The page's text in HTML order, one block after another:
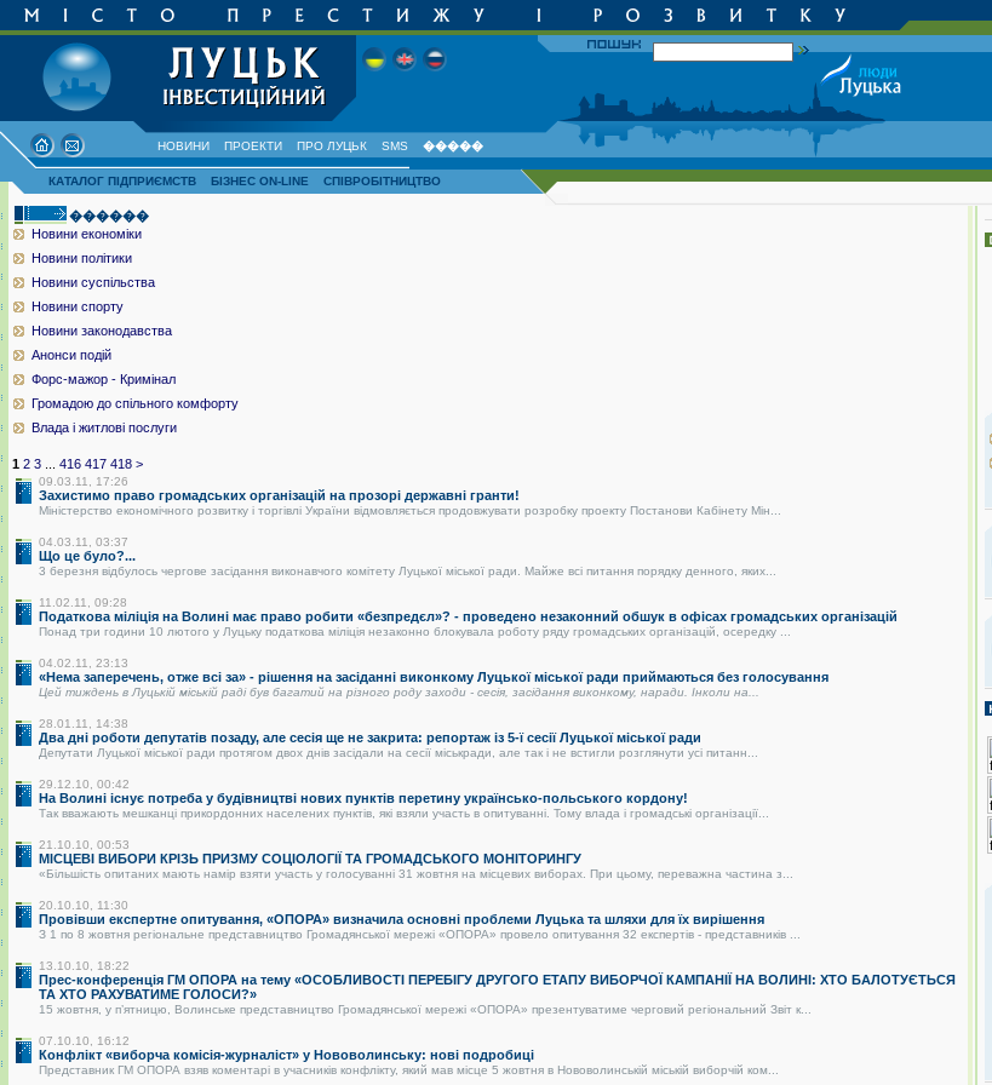
НОВИНИ ПРОЕКТИ ПРО ЛУЦЬК SMS �����
КАТАЛОГ ПІДПРИЄМСТВ БІЗНЕС ON-LINE СПІВРОБІТНИЦТВО
������
Новини економіки
Новини політики
Новини суспільства
Новини спорту
Новини законодавства
Анонси подій
Форс-мажор - Кримінал
Громадою до спільного комфорту
Влада і житлові послуги
1 2 3 416 417 418 >
09.03.11, 17:26
Захистимо право громадських організацій на прозорі державні гранти!
Міністерство економічного розвитку і торгівлі України відмовляється продовжувати розробку проекту Постанови Кабінету Мін...
04.03.11, 03:37
Що це було?...
3 березня відбулось чергове засідання виконавчого комітету Луцької міської ради. Майже всі питання порядку денного, яких...
11.02.11, 09:28
Податкова міліція на Волині має право робити «безпредєл»? - проведено незаконний обшук в офісах громадських організацій
Понад три години 10 лютого у Луцьку податкова міліція незаконно блокувала роботу ряду громадських організацій, осередку ...
04.02.11, 23:13
«Нема заперечень, отже всі за» - рішення на засіданні виконкому Луцької міської ради приймаються без голосування
Цей тиждень в Луцькій міській раді був багатий на різного роду заходи - сесія, засідання виконкому, наради. Інколи на...
28.01.11, 14:38
Два дні роботи депутатів позаду, але сесія ще не закрита: репортаж із 5-ї сесії Луцької міської ради
Депутати Луцької міської ради протягом двох днів засідали на сесії міськради, але так і не встигли розглянути усі питанн...
29.12.10, 00:42
На Волині існує потреба у будівництві нових пунктів перетину українсько-польського кордону!
Так вважають мешканці прикордонних населених пунктів, які взяли участь в опитуванні. Тому влада і громадські організації...
21.10.10, 00:53
МІСЦЕВІ ВИБОРИ КРІЗЬ ПРИЗМУ СОЦІОЛОГІЇ ТА ГРОМАДСЬКОГО МОНІТОРИНГУ
«Більшість опитаних мають намір взяти участь у голосуванні 31 жовтня на місцевих виборах. При цьому, переважна частина з...
20.10.10, 11:30
Провівши експертне опитування, «ОПОРА» визначила основні проблеми Луцька та шляхи для їх вирішення
З 1 по 8 жовтня регіональне представництво Громадянської мережі «ОПОРА» провело опитування 32 експертів - представників ...
13.10.10, 18:22
Прес-конференція ГМ ОПОРА на тему «ОСОБЛИВОСТІ ПЕРЕБІГУ ДРУГОГО ЕТАПУ ВИБОРЧОЇ КАМПАНІЇ НА ВОЛИНІ: ХТО БАЛОТУЄТЬСЯ
ТА ХТО РАХУВАТИМЕ ГОЛОСИ?»
15 жовтня, у п’ятницю, Волинське представництво Громадянської мережі «ОПОРА» презентуватиме черговий регіональний Звіт к...
07.10.10, 16:12
Конфлікт «виборча комісія-журналіст» у Нововолинську: нові подробиці
Представник ГМ ОПОРА взяв коментарі в учасників конфлікту, який мав місце 5 жовтня в Нововолинській міській виборчій ком...